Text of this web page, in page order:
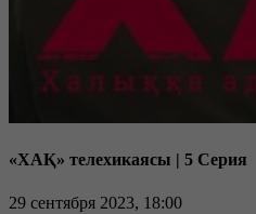
«ХАҚ» телехикаясы | 5 Серия
29 сентября 2023, 18:00